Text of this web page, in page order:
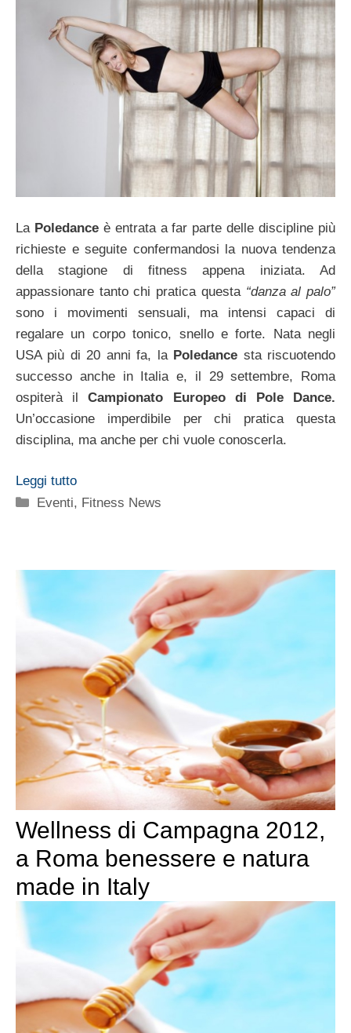
La Poledanceè entrata a far parte delle discipline più
richieste e seguite confermandosi la nuova tendenza
della stagione di fitness appena iniziata. Ad
appassionare tanto chi pratica questa “danza al palo”
sono i movimenti sensuali, ma intensi capaci di
regalare un corpo tonico, snello e forte. Nata negli
USA più di 20 anni fa, laPoledance sta riscuotendo
successo anche in Italia e, il 29 settembre, Roma
ospiterà il Campionato Europeo di Pole Dance.
Un’occasione imperdibile per chi pratica questa
disciplina, ma anche per chi vuole conoscerla.
Leggi tutto
Categorie
Eventi, Fitness News
Wellness di Campagna 2012,
a Roma benessere e natura
made in Italy